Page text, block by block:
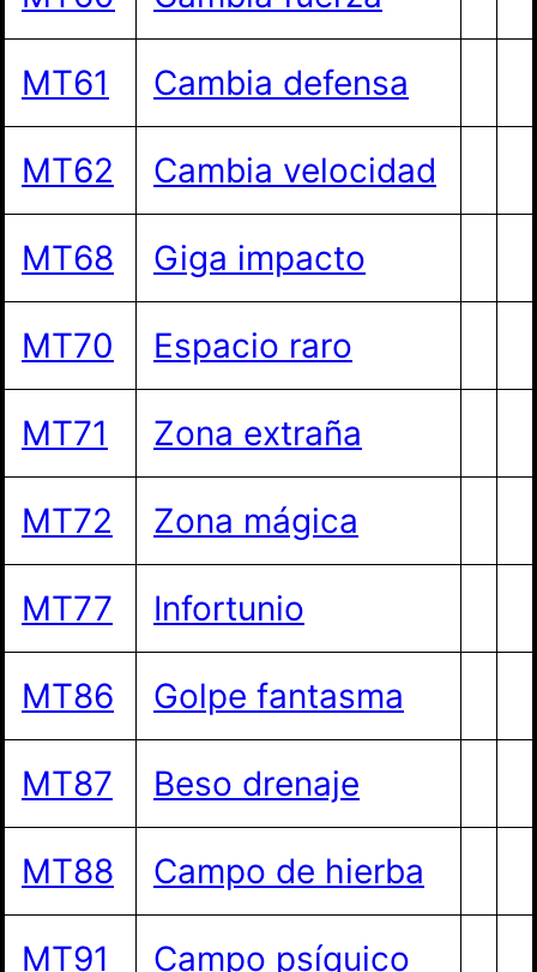
MT61 Cambia defensa
MT62 Cambia velocidad
MT68 Giga impacto
MT70 Espacio raro
MT71 Zona extraña
MT72 Zona mágica
MT77 Infortunio
MT86 Golpe fantasma
MT87 Beso drenaje
MT88 Campo de hierba
MT91 Campo psíquico